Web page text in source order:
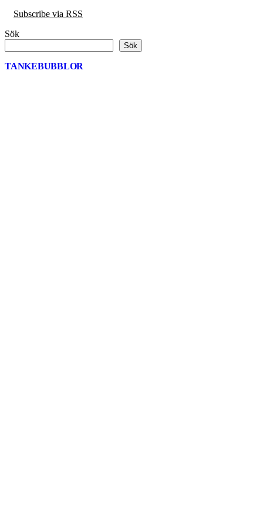
Subscribe via RSS
Sök
Sök
TANKEBUBBLOR